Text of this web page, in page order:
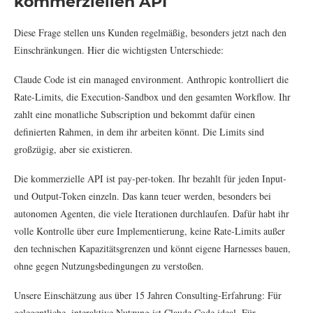
Diese Frage stellen uns Kunden regelmäßig, besonders jetzt nach den
Einschränkungen. Hier die wichtigsten Unterschiede:
Claude Code ist ein managed environment. Anthropic kontrolliert die
Rate-Limits, die Execution-Sandbox und den gesamten Workflow. Ihr
zahlt eine monatliche Subscription und bekommt dafür einen
definierten Rahmen, in dem ihr arbeiten könnt. Die Limits sind
großzügig, aber sie existieren.
Die kommerzielle API ist pay-per-token. Ihr bezahlt für jeden Input-
und Output-Token einzeln. Das kann teuer werden, besonders bei
autonomen Agenten, die viele Iterationen durchlaufen. Dafür habt ihr
volle Kontrolle über eure Implementierung, keine Rate-Limits außer
den technischen Kapazitätsgrenzen und könnt eigene Harnesses bauen,
ohne gegen Nutzungsbedingungen zu verstoßen.
Unsere Einschätzung aus über 15 Jahren Consulting-Erfahrung: Für